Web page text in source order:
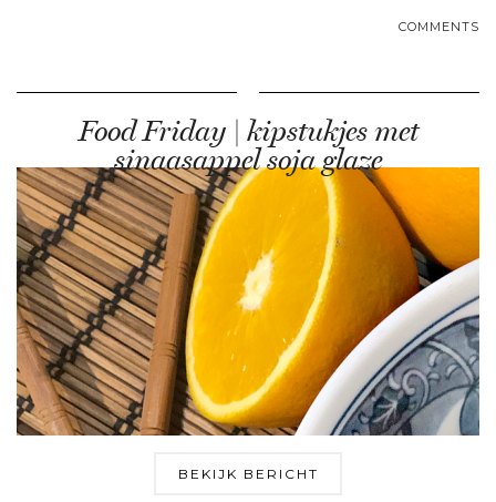
COMMENTS
Food Friday | kipstukjes met
sinaasappel soja glaze
BEKIJK BERICHT